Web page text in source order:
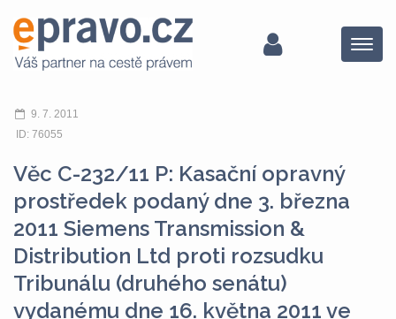
Menu
9. 7. 2011
ID: 76055
Věc C-232/11 P: Kasační opravný
prostředek podaný dne 3. března
2011 Siemens Transmission &
Distribution Ltd proti rozsudku
Tribunálu (druhého senátu)
vydanému dne 16. května 2011 ve